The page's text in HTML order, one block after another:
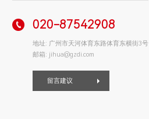
020-87542908
地址: 广州市天河体育东路体育东横街3号
邮箱: jihua@gzdi.com
留言建议